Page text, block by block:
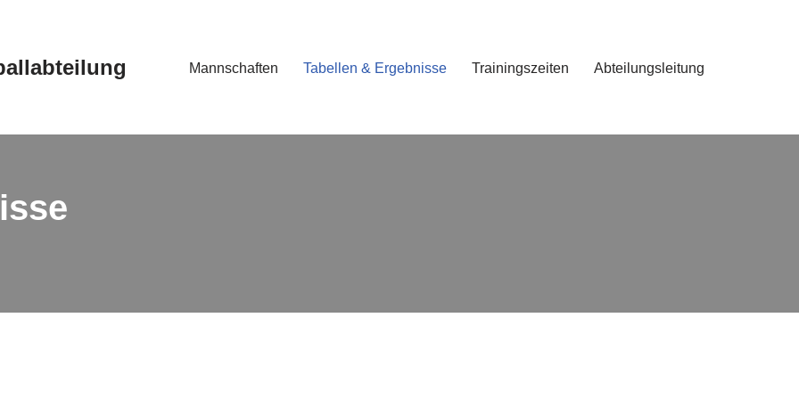
Mannschaften Tabellen & Ergebnisse Trainingszeiten Abteilungsleitung